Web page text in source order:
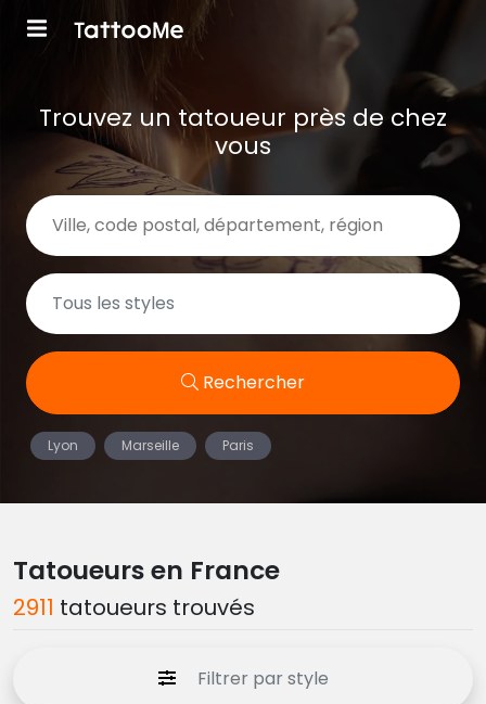
Trouvez un tatoueur près de chez
vous
Rechercher
Lyon Marseille Paris
Tatoueurs en France
2911 tatoueurs trouvés
Filtrer par style